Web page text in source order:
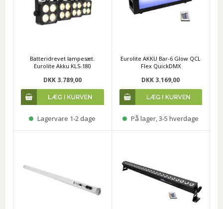
Batteridrevet lampesæt.
Eurolite Akku KLS-180
DKK 3.789,00
Lagervare 1-2 dage
Eurolite AKKU Bar-6 Glow QCL
Flex QuickDMX
DKK 3.169,00
På lager, 3-5 hverdage